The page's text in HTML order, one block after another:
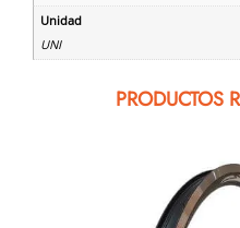
Unidad
UNI
PRODUCTOS